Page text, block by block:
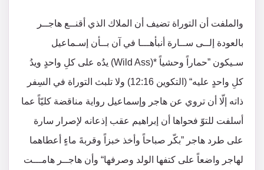
والملفت أن التوراة تضيف أن الملاك الذي أقنــع هاجــر
بالعودة إلــى ســارة أنبأهـــا في آن بــأن إسـماعيل
سـيكون ”حماراً وحشياً *(Wild Ass) يدُه على كلِ واحدٍ ويدُ
كلِ واحدٍ عليه“ (التكوين 12:16) ولا تلبث التوراة في السِفر
ذاته إلّا أن تروي عن هاجر وإسماعيل رواية مناقضة كليّاً عما
أسلفت للتوّ فحواها أن إبراهيم عقب إذعانه لإصرار سارة
على طرد هاجر ”بكّر صباحاً وأخذ خبزاً وقربةَ ماءٍ أعطاهما
لهاجر واضعاً على كتفها الولد وصرفها“ وأن هاجــر هامـــت